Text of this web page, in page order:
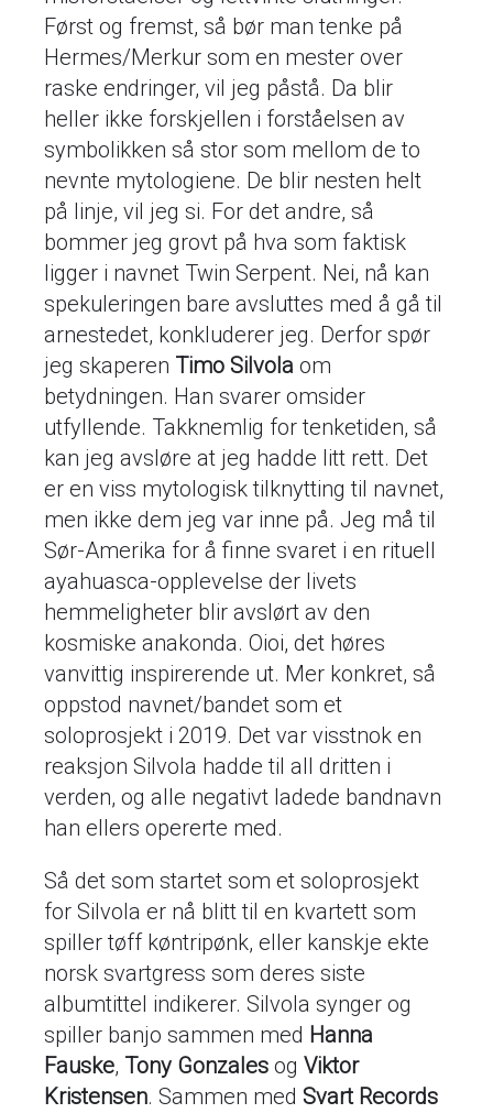
Først og fremst, så bør man tenke på
Hermes/Merkur som en mester over
raske endringer, vil jeg påstå. Da blir
heller ikke forskjellen i forståelsen av
symbolikken så stor som mellom de to
nevnte mytologiene. De blir nesten helt
på linje, vil jeg si. For det andre, så
bommer jeg grovt på hva som faktisk
ligger i navnet Twin Serpent. Nei, nå kan
spekuleringen bare avsluttes med å gå til
arnestedet, konkluderer jeg. Derfor spør
jeg skaperen Timo Silvola om
betydningen. Han svarer omsider
utfyllende. Takknemlig for tenketiden, så
kan jeg avsløre at jeg hadde litt rett. Det
er en viss mytologisk tilknytting til navnet,
men ikke dem jeg var inne på. Jeg må til
Sør-Amerika for å finne svaret i en rituell
ayahuasca-opplevelse der livets
hemmeligheter blir avslørt av den
kosmiske anakonda. Oioi, det høres
vanvittig inspirerende ut. Mer konkret, så
oppstod navnet/bandet som et
soloprosjekt i 2019. Det var visstnok en
reaksjon Silvola hadde til all dritten i
verden, og alle negativt ladede bandnavn
han ellers opererte med.
Så det som startet som et soloprosjekt
for Silvola er nå blitt til en kvartett som
spiller tøff køntripønk, eller kanskje ekte
norsk svartgress som deres siste
albumtittel indikerer. Silvola synger og
spiller banjo sammen med Hanna
Fauske, Tony Gonzales og Viktor
Kristensen. Sammen med Svart Records